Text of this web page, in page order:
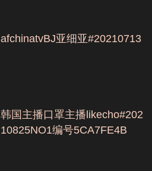
afchinatvBJ亚细亚#20210713
韩国主播口罩主播likecho#202
10825NO1编号5CA7FE4B